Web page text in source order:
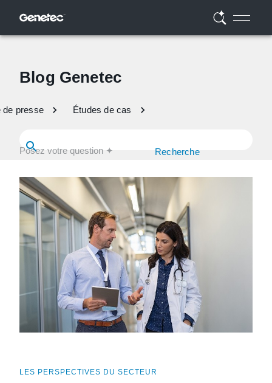
Blog Genetec
de presse Études de cas
Recherche
LES PERSPECTIVES DU SECTEUR